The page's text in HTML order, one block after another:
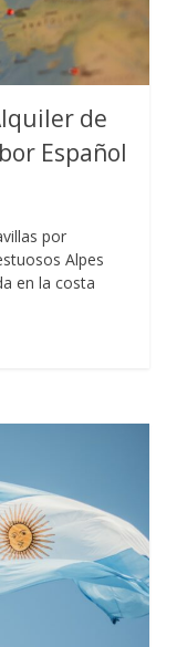
de
Español
por
Alpes
en la costa